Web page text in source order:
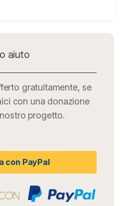
aiuto
gratuitamente, se
con una donazione
progetto.
con PayPal